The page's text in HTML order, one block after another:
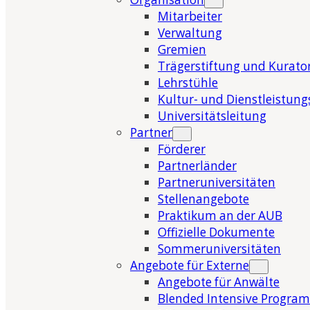
Mitarbeiter
Verwaltung
Gremien
Trägerstiftung und
Lehrstühle
Kultur- und
Universitätsleitung
Partner
Förderer
Partnerländer
Partneruniversitäten
Stellenangebote
Praktikum an der AUB
Offizielle Dokumente
Sommeruniversitäten
Angebote für Externe
Angebote für Anwälte
Blended Intensive Program